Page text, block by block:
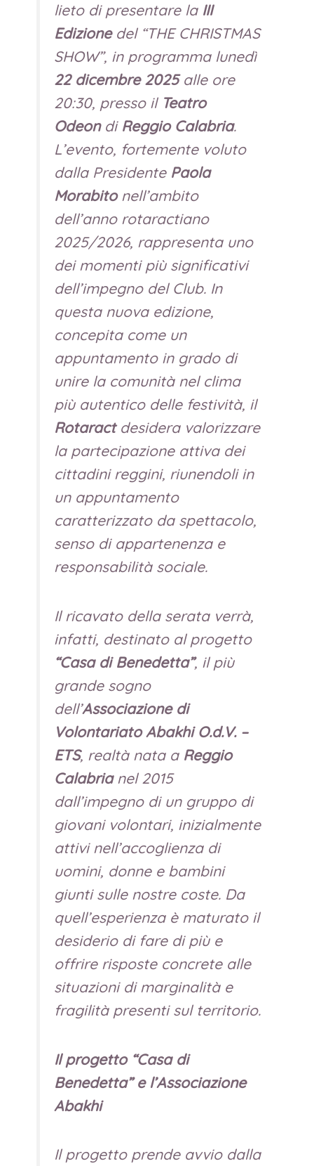
lieto di presentare la III
Edizionedel “THE CHRISTMAS
SHOW”, in programma lunedì
22 dicembre 2025alle ore
20:30, presso il Teatro
Odeondi Reggio Calabria.
L’evento, fortemente voluto
dalla Presidente Paola
Morabitonell’ambito
dell’anno rotaractiano
2025/2026, rappresenta uno
dei momenti più significativi
dell’impegno del Club. In
questa nuova edizione,
concepita come un
appuntamento in grado di
unire la comunità nel clima
più autentico delle festività, il
Rotaractdesidera valorizzare
la partecipazione attiva dei
cittadini reggini, riunendoli in
un appuntamento
caratterizzato da spettacolo,
senso di appartenenza e
responsabilità sociale.
Il ricavato della serata verrà,
infatti, destinato al progetto
“Casa di Benedetta”, il più
grande sogno
dell’Associazione di
Volontariato Abakhi O.d.V. –
ETS, realtà nata a Reggio
Calabrianel 2015
dall’impegno di un gruppo di
giovani volontari, inizialmente
attivi nell’accoglienza di
uomini, donne e bambini
giunti sulle nostre coste. Da
quell’esperienza è maturato il
desiderio di fare di più e
offrire risposte concrete alle
situazioni di marginalità e
fragilità presenti sul territorio.
Il progetto “Casa di
Benedetta” e l’Associazione
Abakhi
Il progetto prende avvio dalla